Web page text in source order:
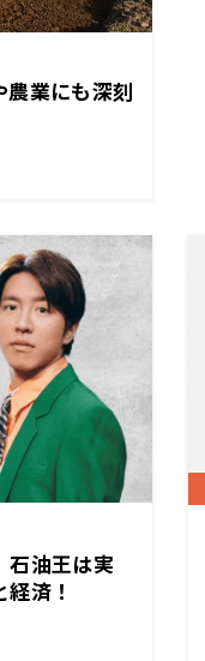
業にも深刻
石油王は実
済！